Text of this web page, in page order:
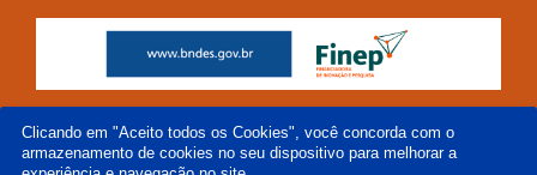
Clicando em "Aceito todos os Cookies", você concorda com o
armazenamento de cookies no seu dispositivo para melhorar a